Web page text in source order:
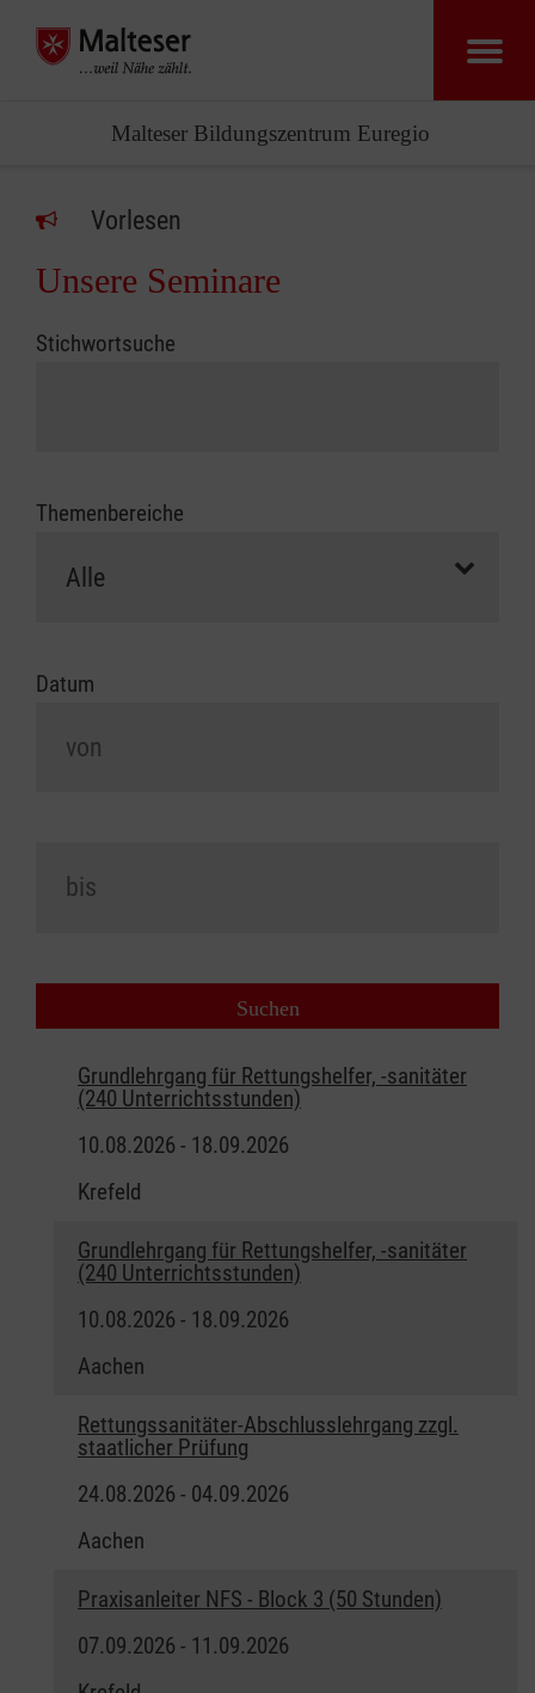
Malteser Bildungszentrum Euregio
Vorlesen
Unsere Seminare
Stichwortsuche
Themenbereiche
Datum
Grundlehrgang für Rettungshelfer, -sanitäter
(240 Unterrichtsstunden)
10.08.2026 - 18.09.2026
Krefeld
Grundlehrgang für Rettungshelfer, -sanitäter
(240 Unterrichtsstunden)
10.08.2026 - 18.09.2026
Aachen
Rettungssanitäter-Abschlusslehrgang zzgl.
staatlicher Prüfung
24.08.2026 - 04.09.2026
Aachen
Praxisanleiter NFS - Block 3 (50 Stunden)
07.09.2026 - 11.09.2026